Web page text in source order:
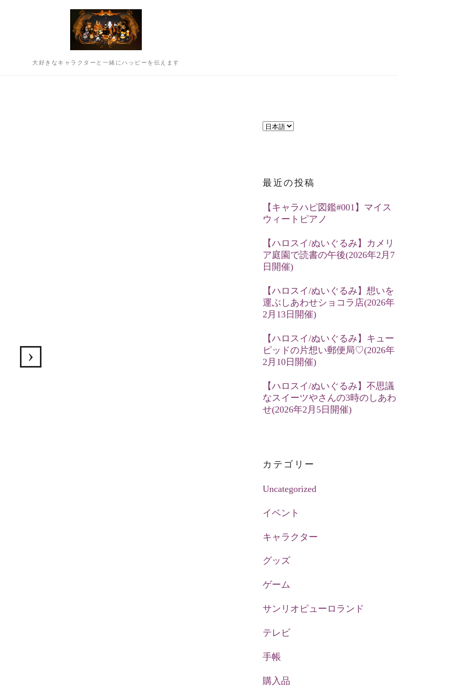
大好きなキャラクターと一緒にハッピーを伝えます
言
択
最近の投稿
【キャラハピ図鑑#001】マイス
ウィートピアノ
【ハロスイ/ぬいぐるみ】カメリ
ア庭園で読書の午後(2026年2月7
日開催)
【ハロスイ/ぬいぐるみ】想いを
運ぶしあわせショコラ店(2026年
2月13日開催)
【ハロスイ/ぬいぐるみ】キュー
ピッドの片想い郵便局♡(2026年
2月10日開催)
【ハロスイ/ぬいぐるみ】不思議
なスイーツやさんの3時のしあわ
せ(2026年2月5日開催)
カテゴリー
Uncategorized
イベント
キャラクター
グッズ
ゲーム
サンリオピューロランド
テレビ
手帳
購入品